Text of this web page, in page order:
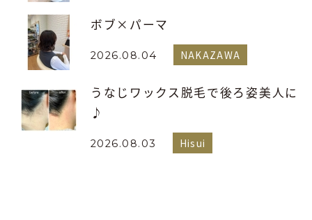
ボブ×パーマ
2026.08.04 NAKAZAWA
うなじワックス脱毛で後ろ姿美人に
♪
2026.08.03 Hisui